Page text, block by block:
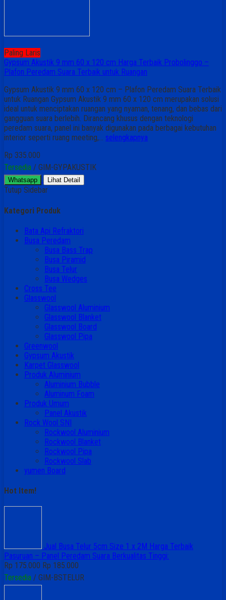
Paling Laris
Gypsum Akustik 9 mm 60 x 120 cm Harga Terbaik Probolinggo –
Plafon Peredam Suara Terbaik untuk Ruangan
Gypsum Akustik 9 mm 60 x 120 cm – Plafon Peredam Suara Terbaik
untuk Ruangan Gypsum Akustik 9 mm 60 x 120 cm merupakan solusi
ideal untuk menciptakan ruangan yang nyaman, tenang, dan bebas dari
gangguan suara berlebih. Dirancang khusus dengan teknologi
peredam suara, panel ini banyak digunakan pada berbagai kebutuhan
interior seperti ruang meeting,… selengkapnya
Rp 335.000
Tersedia / GIM-GYPAKUSTIK
Whatsapp Lihat Detail
Tutup Sidebar
Kategori Produk
Bata Api Refraktori
Busa Peredam
Busa Bass Trap
Busa Piramid
Busa Telur
Busa Wedges
Cross Tee
Glasswool
Glasswool Aluminium
Glasswool Blanket
Glasswool Board
Glasswool Pipa
Greenwool
Gypsum Akustik
Karpet Glasswool
Produk Aluminium
Aluminium Bubble
Aluminum Foam
Produk Umum
Panel Akustik
Rock Wool SNI
Rockwool Aluminium
Rockwool Blanket
Rockwool Pipa
Rockwool Slab
yumen Board
Hot Item!
Jual Busa Telur 5cm Size 1 x 2M Harga Terbaik
Pasuruan – Panel Peredam Suara Berkualitas Tinggi:
Rp 175.000 Rp 185.000
Tersedia / GIM-BSTELUR